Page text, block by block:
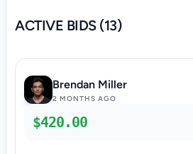
ACTIVE BIDS (13)
Brendan Miller
2 MONTHS AGO
$420.00